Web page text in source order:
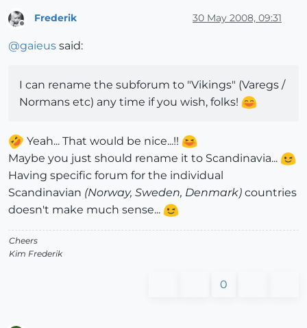
Offline
Frederik 30 May 2008, 09:31
@gaieus said:
I can rename the subforum to "Vikings" (Varegs /
Normans etc) any time if you wish, folks!
Yeah... That would be nice...!!
Maybe you just should rename it to Scandinavia...
Having specific forum for the individual
Scandinavian (Norway, Sweden, Denmark) countries
doesn't make much sense...
Cheers
Kim Frederik
0